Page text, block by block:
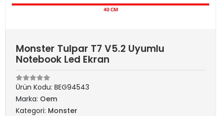
Monster Tulpar T7 V5.2 Uyumlu
Notebook Led Ekran
Ürün Kodu: BEG94543
Marka: Oem
Kategori: Monster